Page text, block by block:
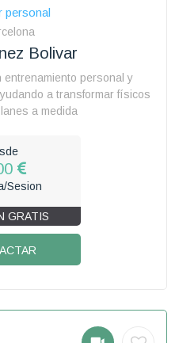
personal
Bolivar
entrenamiento personal y
a transformar físicos
a medida
Sesion
GRATIS